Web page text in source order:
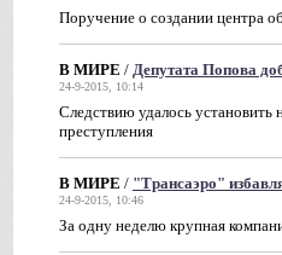
Поручение о создании центра
В МИРЕ / Депутата Попова
24-9-2015, 10:14
Следствию удалось установить
преступления
В МИРЕ / "Трансаэро"
24-9-2015, 10:46
За одну неделю крупная